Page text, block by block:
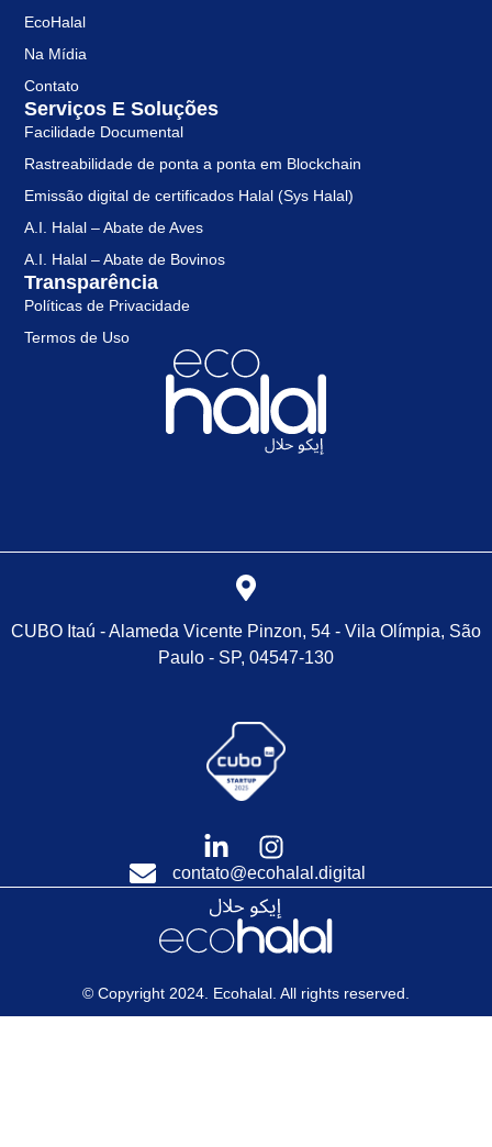
EcoHalal
Na Mídia
Contato
Serviços E Soluções
Facilidade Documental
Rastreabilidade de ponta a ponta em Blockchain
Emissão digital de certificados Halal (Sys Halal)
A.I. Halal – Abate de Aves
A.I. Halal – Abate de Bovinos
Transparência
Políticas de Privacidade
Termos de Uso
CUBO Itaú - Alameda Vicente Pinzon, 54 - Vila Olímpia, São
Paulo - SP, 04547-130
contato@ecohalal.digital
© Copyright 2024. Ecohalal. All rights reserved.